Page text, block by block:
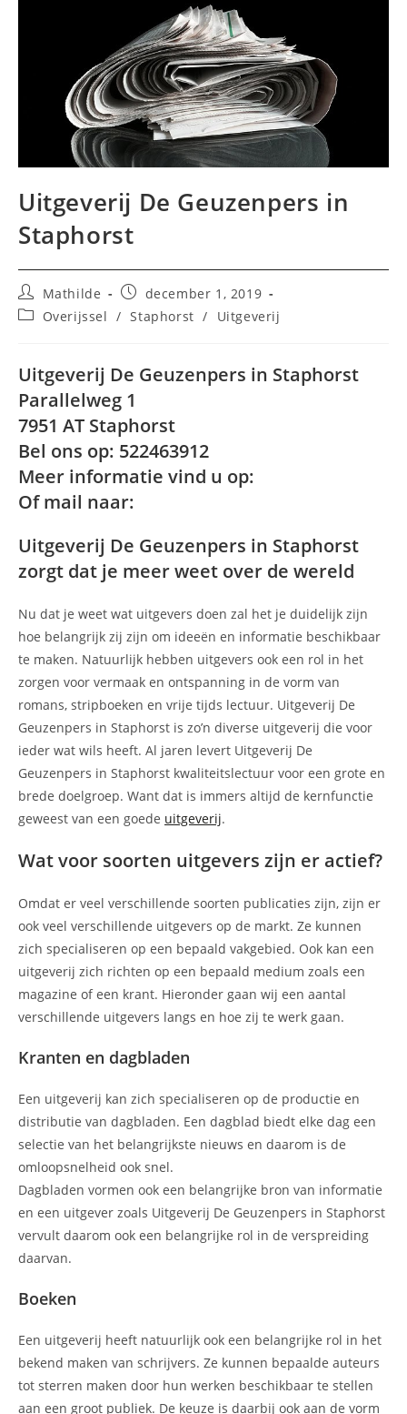
Uitgeverij De Geuzenpers in
Staphorst
Bericht
auteur:
Mathilde
Bericht
gepubliceerd
op:
december 1, 2019
Berichtcategorie:
Overijssel / Staphorst / Uitgeverij
Uitgeverij De Geuzenpers in Staphorst
Parallelweg 1
7951 AT Staphorst
Bel ons op: 522463912
Meer informatie vind u op:
Of mail naar:
Uitgeverij De Geuzenpers in Staphorst
zorgt dat je meer weet over de wereld
Nu dat je weet wat uitgevers doen zal het je duidelijk zijn
hoe belangrijk zij zijn om ideeën en informatie beschikbaar
te maken. Natuurlijk hebben uitgevers ook een rol in het
zorgen voor vermaak en ontspanning in de vorm van
romans, stripboeken en vrije tijds lectuur. Uitgeverij De
Geuzenpers in Staphorst is zo’n diverse uitgeverij die voor
ieder wat wils heeft. Al jaren levert Uitgeverij De
Geuzenpers in Staphorst kwaliteitslectuur voor een grote en
brede doelgroep. Want dat is immers altijd de kernfunctie
geweest van een goede uitgeverij.
Wat voor soorten uitgevers zijn er actief?
Omdat er veel verschillende soorten publicaties zijn, zijn er
ook veel verschillende uitgevers op de markt. Ze kunnen
zich specialiseren op een bepaald vakgebied. Ook kan een
uitgeverij zich richten op een bepaald medium zoals een
magazine of een krant. Hieronder gaan wij een aantal
verschillende uitgevers langs en hoe zij te werk gaan.
Kranten en dagbladen
Een uitgeverij kan zich specialiseren op de productie en
distributie van dagbladen. Een dagblad biedt elke dag een
selectie van het belangrijkste nieuws en daarom is de
omloopsnelheid ook snel.
Dagbladen vormen ook een belangrijke bron van informatie
en een uitgever zoals Uitgeverij De Geuzenpers in Staphorst
vervult daarom ook een belangrijke rol in de verspreiding
daarvan.
Boeken
Een uitgeverij heeft natuurlijk ook een belangrijke rol in het
bekend maken van schrijvers. Ze kunnen bepaalde auteurs
tot sterren maken door hun werken beschikbaar te stellen
aan een groot publiek. De keuze is daarbij ook aan de vorm